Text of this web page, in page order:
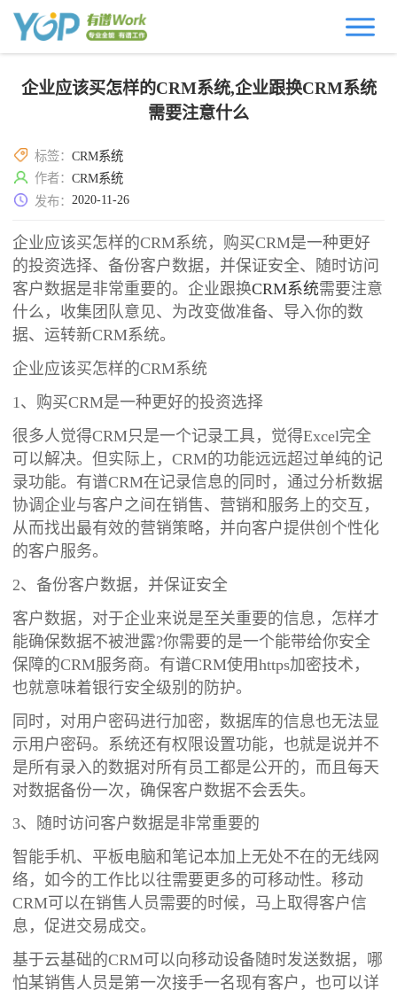
企业应该买怎样的CRM系统,企业跟换CRM系统
需要注意什么
标签：CRM系统
作者：CRM系统
发布：2020-11-26
企业应该买怎样的CRM系统，购买CRM是一种更好
的投资选择、备份客户数据，并保证安全、随时访问
客户数据是非常重要的。企业跟换CRM系统需要注意
什么，收集团队意见、为改变做准备、导入你的数
据、运转新CRM系统。
企业应该买怎样的CRM系统
1、购买CRM是一种更好的投资选择
很多人觉得CRM只是一个记录工具，觉得Excel完全
可以解决。但实际上，CRM的功能远远超过单纯的记
录功能。有谱CRM在记录信息的同时，通过分析数据
协调企业与客户之间在销售、营销和服务上的交互，
从而找出最有效的营销策略，并向客户提供创个性化
的客户服务。
2、备份客户数据，并保证安全
客户数据，对于企业来说是至关重要的信息，怎样才
能确保数据不被泄露?你需要的是一个能带给你安全
保障的CRM服务商。有谱CRM使用https加密技术，
也就意味着银行安全级别的防护。
同时，对用户密码进行加密，数据库的信息也无法显
示用户密码。系统还有权限设置功能，也就是说并不
是所有录入的数据对所有员工都是公开的，而且每天
对数据备份一次，确保客户数据不会丢失。
3、随时访问客户数据是非常重要的
智能手机、平板电脑和笔记本加上无处不在的无线网
络，如今的工作比以往需要更多的可移动性。移动
CRM可以在销售人员需要的时候，马上取得客户信
息，促进交易成交。
基于云基础的CRM可以向移动设备随时发送数据，哪
怕某销售人员是第一次接手一名现有客户，也可以详